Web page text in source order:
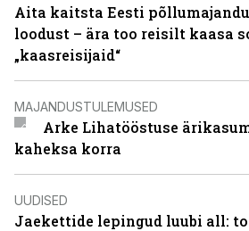
Aita kaitsta Eesti
loodust – ära too reisilt kaasa
„kaasreisijaid“
MAJANDUSTULEMUSED
Arke Lihatööstuse
kaheksa korra
UUDISED
Jaekettide lepingud luubi all: